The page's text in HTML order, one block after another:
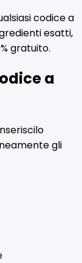
codice a
esatti,
gratuito.
a
gli